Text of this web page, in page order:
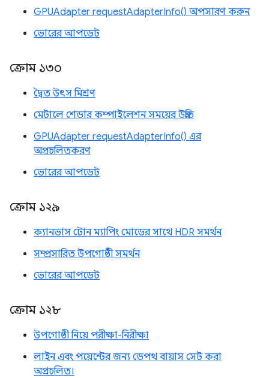
GPUAdapter requestAdapterInfo() অপসারণ করুন
ভোরের আপডেট
ক্রোম ১৩০
দ্বৈত উৎস মিশ্রণ
মেটালে শেডার কম্পাইলেশন সময়ের উন্নতি
GPUAdapter requestAdapterInfo() এর
অপ্রচলিতকরণ
ভোরের আপডেট
ক্রোম ১২৯
ক্যানভাস টোন ম্যাপিং মোডের সাথে HDR সমর্থন
সম্প্রসারিত উপগোষ্ঠী সমর্থন
ভোরের আপডেট
ক্রোম ১২৮
উপগোষ্ঠী নিয়ে পরীক্ষা-নিরীক্ষা
লাইন এবং পয়েন্টের জন্য ডেপথ বায়াস সেট করা
অপ্রচলিত।